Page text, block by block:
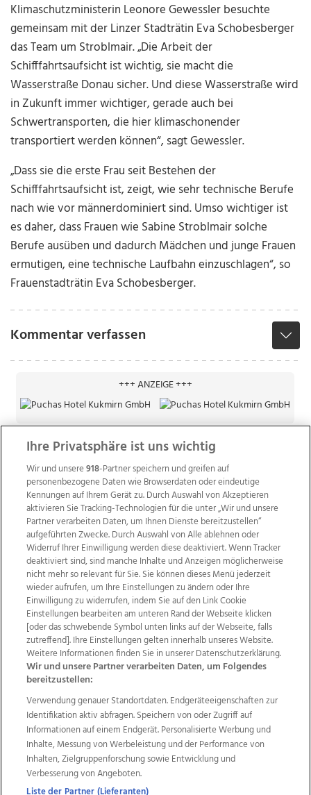
Klimaschutzministerin Leonore Gewessler besuchte
gemeinsam mit der Linzer Stadträtin Eva Schobesberger
das Team um Stroblmair. „Die Arbeit der
Schifffahrtsaufsicht ist wichtig, sie macht die
Wasserstraße Donau sicher. Und diese Wasserstraße wird
in Zukunft immer wichtiger, gerade auch bei
Schwertransporten, die hier klimaschonender
transportiert werden können“, sagt Gewessler.
„Dass sie die erste Frau seit Bestehen der
Schifffahrtsaufsicht ist, zeigt, wie sehr technische Berufe
nach wie vor männerdominiert sind. Umso wichtiger ist
es daher, dass Frauen wie Sabine Stroblmair solche
Berufe ausüben und dadurch Mädchen und junge Frauen
ermutigen, eine technische Laufbahn einzuschlagen“, so
Frauenstadträtin Eva Schobesberger.
Kommentar verfassen
+++ ANZEIGE +++
Wir über uns Mediadaten Kontakt
Jobs
Datenschutz
Impressum
AGB Anzeigekunden
AGB Website
Ehrenkodex Politische Werbung
Weitere Angebote des Medienhauses Wimmer
TV1 di-mog-i.at OÖNow
Ischler Woche
Life Radio
OÖNachrichten
OÖN Immobilien
OÖN Karriere
OÖN Reise
Promenaden Galerien
Regionaljobs
wasistlos.at wirtrauern.at
Ihre Privatsphäre ist uns wichtig
Wir und unsere918-Partner speichern und greifen auf
personenbezogene Daten wie Browserdaten oder eindeutige
Kennungen auf Ihrem Gerät zu. Durch Auswahl von Akzeptieren
aktivieren Sie Tracking-Technologien für die unter „Wir und unsere
Partner verarbeiten Daten, um Ihnen Dienste bereitzustellen“
aufgeführten Zwecke. Durch Auswahl von Alle ablehnen oder
Widerruf Ihrer Einwilligung werden diese deaktiviert. Wenn Tracker
deaktiviert sind, sind manche Inhalte und Anzeigen möglicherweise
nicht mehr so relevant für Sie. Sie können dieses Menü jederzeit
wieder aufrufen, um Ihre Einstellungen zu ändern oder Ihre
Einwilligung zu widerrufen, indem Sie auf den Link Cookie
Einstellungen bearbeiten am unteren Rand der Webseite klicken
[oder das schwebende Symbol unten links auf der Webseite, falls
zutreffend]. Ihre Einstellungen gelten innerhalb unseres Website.
Weitere Informationen finden Sie in unserer Datenschutzerklärung.
Wir und unsere Partner verarbeiten Daten, um Folgendes
bereitzustellen:
Verwendung genauer Standortdaten. Endgeräteeigenschaften zur
Identifikation aktiv abfragen. Speichern von oder Zugriff auf
Informationen auf einem Endgerät. Personalisierte Werbung und
Inhalte, Messung von Werbeleistung und der Performance von
Inhalten, Zielgruppenforschung sowie Entwicklung und
Verbesserung von Angeboten.
Liste der Partner (Lieferanten)